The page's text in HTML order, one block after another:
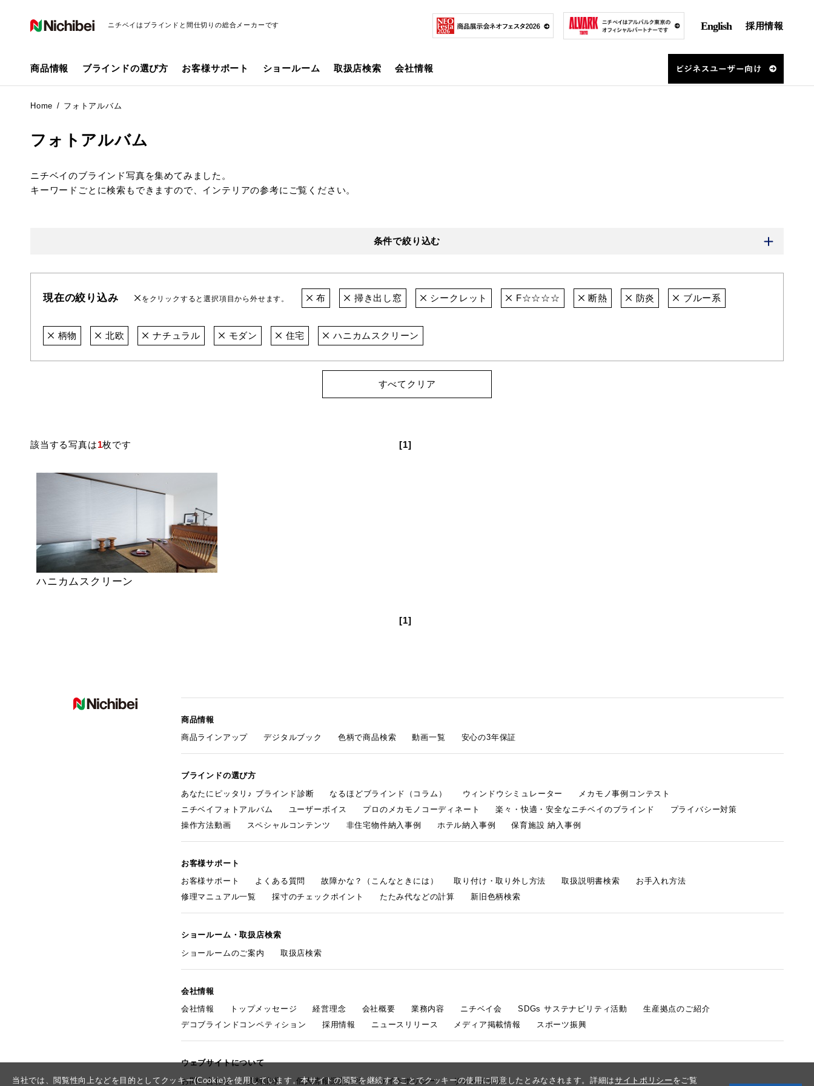
当社では、閲覧性向上などを目的としてクッキー(Cookie)を使用しています。本サイトの閲覧を継続することでクッキーの使用に同意したとみなされます。詳細はサイトポリシー をご覧
ニチベイはブラインドと間仕切りの総合メーカーです English 採用情報
商品情報 ブラインドの選び方 お客様サポート ショールーム 取扱店検索 会社情報
Home フォトアルバム
フォトアルバム
ニチベイのブラインド写真を集めてみました。
キーワードごとに検索もできますので、インテリアの参考にご覧ください。
条件で絞り込む
現在の絞り込み をクリックすると選択項目から外せます。 布 掃き出し窓 シークレット F☆☆☆☆ 断熱 防炎 ブルー系
柄物 北欧 ナチュラル モダン 住宅 ハニカムスクリーン
すべてクリア
該当する写真は1枚です [1]
ハニカムスクリーン
[1]
商品情報
商品ラインアップ
デジタルブック 色柄で商品検索 動画一覧 安心の3年保証
ブラインドの選び方
あなたにピッタリ♪ ブラインド診断
なるほどブラインド（コラム） ウィンドウシミュレーター
メカモノ事例コンテスト
ニチベイフォトアルバム
ユーザーボイス プロのメカモノコーディネート 楽々・快適・安全なニチベイのブラインド
プライバシー対策
操作方法動画
スペシャルコンテンツ 非住宅物件納入事例 ホテル納入事例 保育施設 納入事例
お客様サポート
お客様サポート
よくある質問 故障かな？（こんなときには） 取り付け・取り外し方法 取扱説明書検索
お手入れ方法
修理マニュアル一覧
採寸のチェックポイント たたみ代などの計算 新旧色柄検索
ショールーム・取扱店検索
ショールームのご案内
取扱店検索
会社情報
会社情報
トップメッセージ 経営理念 会社概要 業務内容 ニチベイ会 SDGs サステナビリティ活動
生産拠点のご紹介
デコブラインドコンペティション
採用情報 ニュースリリース メディア掲載情報 スポーツ振興
ウェブサイトについて
お問い合わせ
資料請求 個人情報保護方針 サイトポリシー サイトマップ